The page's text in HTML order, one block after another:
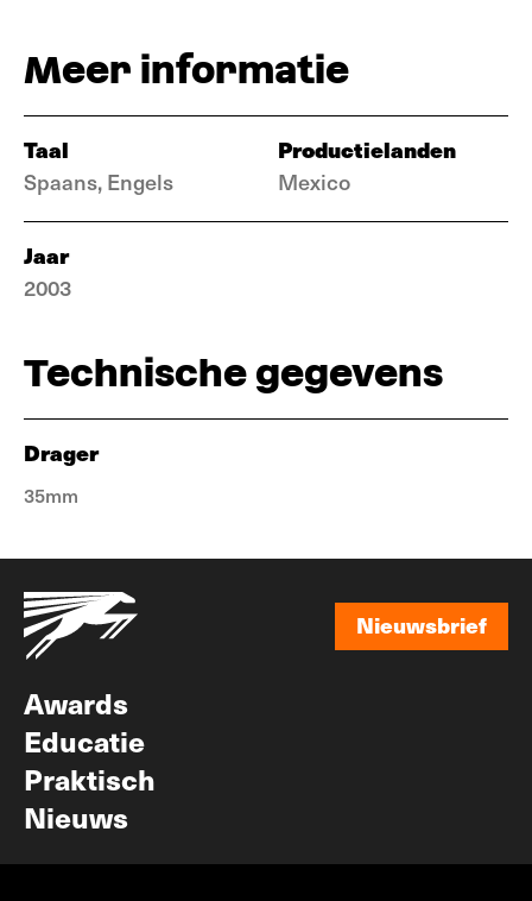
Meer informatie
Taal
Spaans, Engels
Productielanden
Mexico
Jaar
2003
Technische gegevens
Drager
35mm
Nieuwsbrief
Awards
Educatie
Praktisch
Nieuws